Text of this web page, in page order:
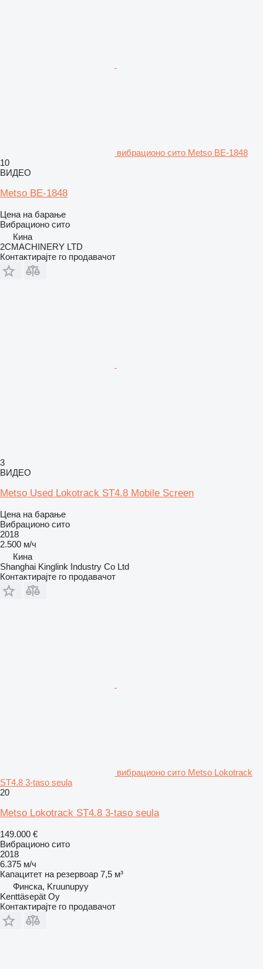
вибрационо сито Metso BE-1848
10
ВИДЕО
Metso BE-1848
Цена на барање
Вибрационо сито
Кина
2CMACHINERY LTD
Контактирајте го продавачот
3
ВИДЕО
Metso Used Lokotrack ST4.8 Mobile Screen
Цена на барање
Вибрационо сито
2018
2.500 м/ч
Кина
Shanghai Kinglink Industry Co Ltd
Контактирајте го продавачот
вибрационо сито Metso Lokotrack
ST4.8 3-taso seula
20
Metso Lokotrack ST4.8 3-taso seula
149.000 €
Вибрационо сито
2018
6.375 м/ч
Капацитет на резервоар 7,5 м³
Финска, Kruunupyy
Kenttäsepät Oy
Контактирајте го продавачот